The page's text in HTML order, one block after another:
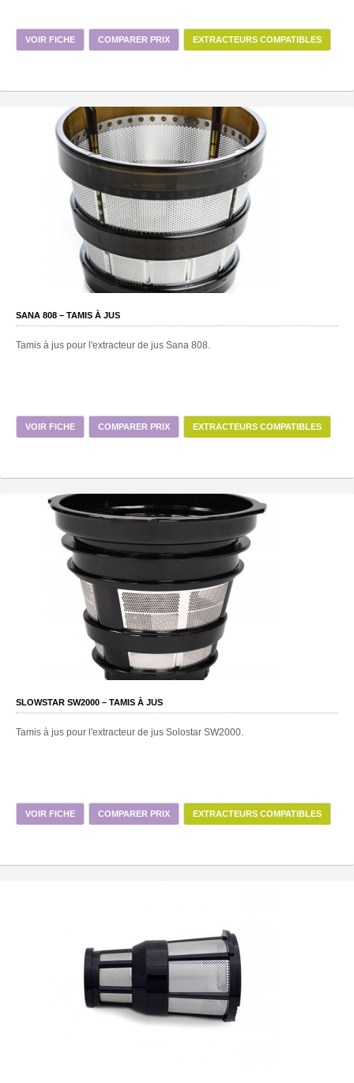
VOIR FICHE COMPARER PRIX EXTRACTEURS COMPATIBLES
SANA 808 – TAMIS À JUS
Tamis à jus pour l'extracteur de jus Sana 808.
VOIR FICHE COMPARER PRIX EXTRACTEURS COMPATIBLES
SLOWSTAR SW2000 – TAMIS À JUS
Tamis à jus pour l'extracteur de jus Solostar SW2000.
VOIR FICHE COMPARER PRIX EXTRACTEURS COMPATIBLES